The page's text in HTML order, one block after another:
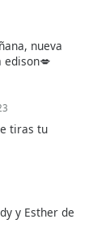
nueva
edison💋
tiras tu
y Esther de